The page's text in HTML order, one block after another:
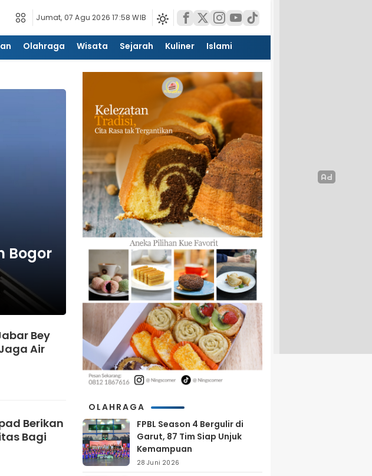
Jumat, 07 Agu 2026 17:58 WIB
Olahraga Wisata Sejarah Kuliner Islami
Bogor
Bey
Air
Berikan
Bagi
OLAHRAGA
FPBL Season 4 Bergulir di
Garut, 87 Tim Siap Unjuk
Kemampuan
28 Juni 2026